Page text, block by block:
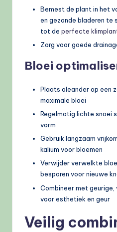
Bemest de plant in het
en gezonde bladeren te
tot de perfecte
Zorg voor goede
Bloei
Plaats oleander op een
maximale bloei
Regelmatig lichte snoei
vorm
Gebruik langzaam
kalium voor bloemen
Verwijder verwelkte
besparen voor nieuwe
Combineer met
voor esthetiek en geur
Veilig